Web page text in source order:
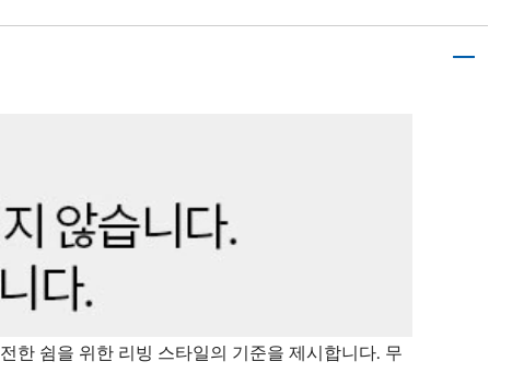
한 쉼을 위한 리빙 스타일의 기준을 제시합니다. 무